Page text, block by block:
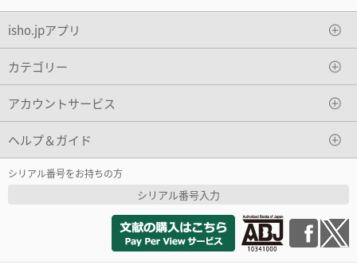
isho.jpアプリ
カテゴリー
アカウントサービス
ヘルプ＆ガイド
シリアル番号をお持ちの方
シリアル番号入力